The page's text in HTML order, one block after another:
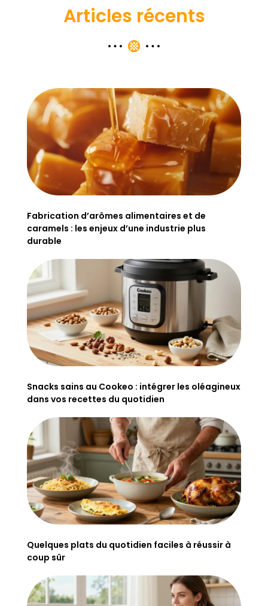
Articles récents
Fabrication d’arômes alimentaires et de
caramels : les enjeux d’une industrie plus
durable
Snacks sains au Cookeo : intégrer les oléagineux
dans vos recettes du quotidien
Quelques plats du quotidien faciles à réussir à
coup sûr